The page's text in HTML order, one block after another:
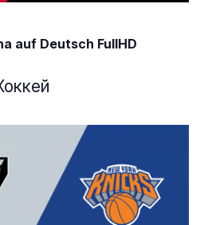
auf Deutsch FullHD